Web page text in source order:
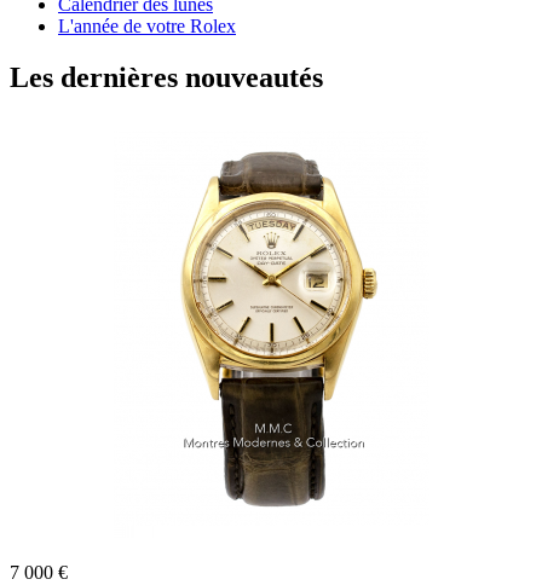
Calendrier des lunes
L'année de votre Rolex
Les dernières nouveautés
7 000 €